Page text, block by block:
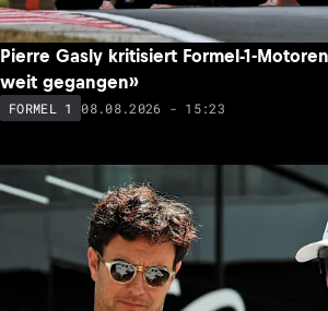
Pierre Gasly kritisiert Formel-1-
weit gegangen»
FORMEL 1 08.08.2026 - 15:23